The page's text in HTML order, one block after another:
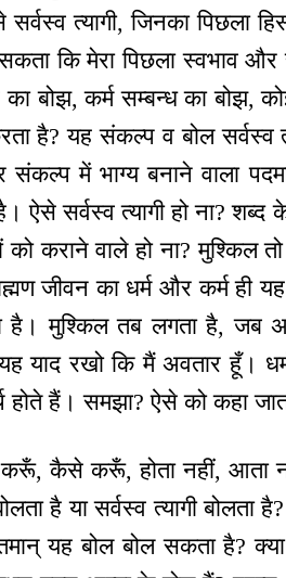
त्यागी, जिनका पिछला
कि मेरा पिछला स्वभाव
बोझ, कर्म सम्बन्ध का बोझ,
है? यह संकल्प व बोल सर्वस्व
में भाग्य बनाने वाला
ऐसे सर्वस्व त्यागी हो ना?
कराने वाले हो ना? मुश्किल
जीवन का धर्म और कर्म ही
है। मुश्किल तब लगता है, जब
याद रखो कि मैं अवतार हूँ।
होते हैं। समझा? ऐसे को कहा
करूँ, कैसे करूँ, होता नहीं, आता
है या सर्वस्व त्यागी बोलता
यह बोल बोल सकता है?